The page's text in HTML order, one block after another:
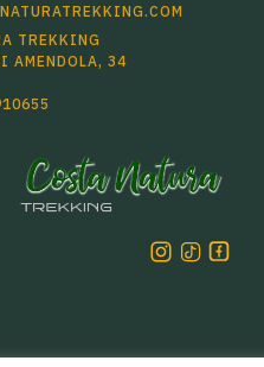
TREKKING
AMENDOLA, 34